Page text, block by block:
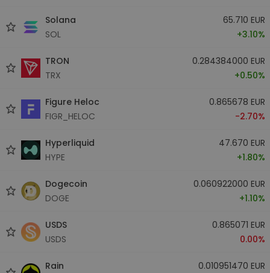
Solana
SOL
65.710 EUR
+3.10%
TRON
TRX
0.284384000 EUR
+0.50%
Figure Heloc
FIGR_HELOC
0.865678 EUR
-2.70%
Hyperliquid
HYPE
47.670 EUR
+1.80%
Dogecoin
DOGE
0.060922000 EUR
+1.10%
USDS
USDS
0.865071 EUR
0.00%
Rain
0.010951470 EUR